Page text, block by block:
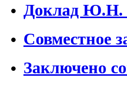
Доклад Ю.Н.
Совместное
Заключено